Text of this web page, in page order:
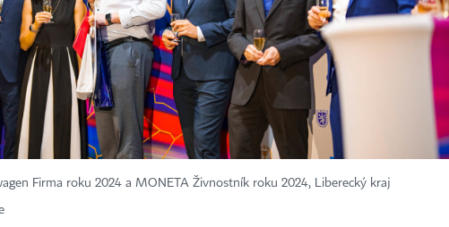
Firma roku 2024 a MONETA Živnostník roku 2024, Liberecký kraj